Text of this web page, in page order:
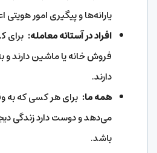
یارانه‌ها و پیگیری امور هویتی
افراد در آستانه معامله: برای
فروش خانه یا ماشین دارند و
دارند.
همه ما: برای هر کسی که به
می‌دهد و دوست دارد زندگی
باشد.